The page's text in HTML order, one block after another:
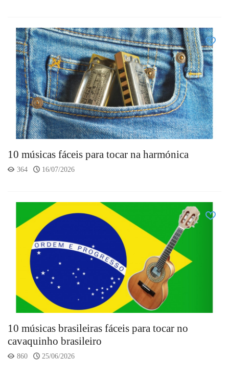
10 músicas fáceis para tocar na harmónica
364 16/07/2026
10 músicas brasileiras fáceis para tocar no
cavaquinho brasileiro
860 25/06/2026